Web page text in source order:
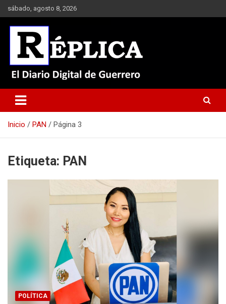
Saltar
al
contenido
sábado, agosto 8, 2026
Réplica
Inicio PAN Página 3
Etiqueta: PAN
POLÍTICA